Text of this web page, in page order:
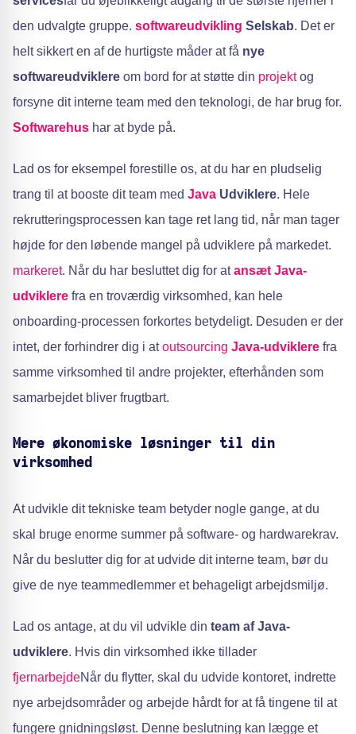
den udvalgte gruppe. softwareudvikling Selskab. Det er
helt sikkert en af de hurtigste måder at få nye
softwareudviklere om bord for at støtte din projektog
forsyne dit interne team med den teknologi, de har brug for.
Softwarehus har at byde på.
Lad os for eksempel forestille os, at du har en pludselig
trang til at booste dit team med Java Udviklere. Hele
rekrutteringsprocessen kan tage ret lang tid, når man tager
højde for den løbende mangel på udviklere på markedet.
markeret. Når du har besluttet dig for atansæt Java-
udviklere fra en troværdig virksomhed, kan hele
onboarding-processen forkortes betydeligt. Desuden er der
intet, der forhindrer dig i atoutsourcing Java-udviklere fra
samme virksomhed til andre projekter, efterhånden som
samarbejdet bliver frugtbart.
Mere økonomiske løsninger til din
virksomhed
At udvikle dit tekniske team betyder nogle gange, at du
skal bruge enorme summer på software- og hardwarekrav.
Når du beslutter dig for at udvide dit interne team, bør du
give de nye teammedlemmer et behageligt arbejdsmiljø.
Lad os antage, at du vil udvikle din team af Java-
udviklere. Hvis din virksomhed ikke tillader
fjernarbejdeNår du flytter, skal du udvide kontoret, indrette
nye arbejdsområder og arbejde hårdt for at få tingene til at
fungere gnidningsløst. Denne beslutning kan lægge et